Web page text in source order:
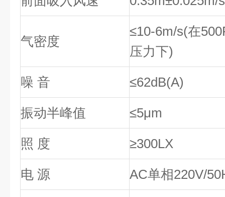
气密度
≤10-6m/s(在
压力下)
噪 音 ≤62dB(A)
振动半峰值 ≤5μm
照 度 ≥300LX
电 源 AC单相220V/